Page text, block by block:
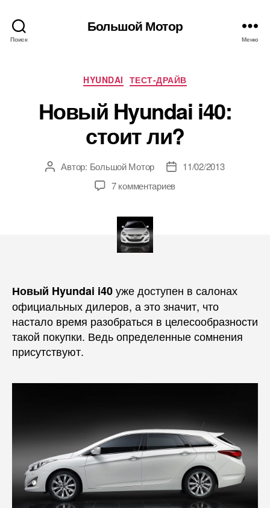
Поиск
Большой Мотор
Меню
Рубрики
HYUNDAI ТЕСТ-ДРАЙВ
Новый Hyundai i40:
стоит ли?
АвторАвтор: Большой Мотор
Дата11/02/2013
7 комментариев
Новый Hyundai i40уже доступен в салонах
официальных дилеров, а это значит, что
настало время разобраться в целесообразности
такой покупки. Ведь определенные сомнения
присутствуют.